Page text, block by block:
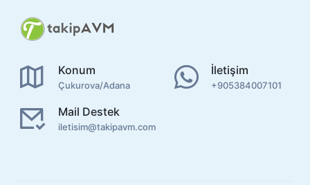
Konum
Çukurova/Adana
İletişim
+905384007101
Mail Destek
iletisim@takipavm.com